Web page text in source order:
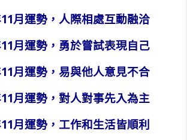
月運勢，人際相處互動融洽
月運勢，勇於嘗試表現自己
月運勢，易與他人意見不合
月運勢，對人對事先入為主
月運勢，工作和生活皆順利